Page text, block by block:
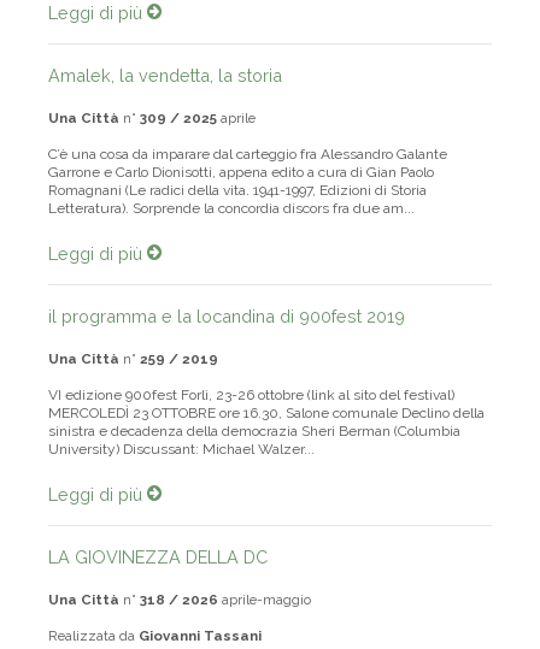
Leggi di più
Amalek, la vendetta, la storia
Una Città n° 309 / 2025 aprile
C’è una cosa da imparare dal carteggio fra Alessandro Galante
Garrone e Carlo Dionisotti, appena edito a cura di Gian Paolo
Romagnani (Le radici della vita. 1941-1997, Edizioni di Storia
Letteratura). Sorprende la concordia discors fra due am...
Leggi di più
il programma e la locandina di 900fest 2019
Una Città n° 259 / 2019
VI edizione 900fest Forlì, 23-26 ottobre (link al sito del festival)
MERCOLEDÌ 23 OTTOBRE ore 16.30, Salone comunale Declino della
sinistra e decadenza della democrazia Sheri Berman (Columbia
University) Discussant: Michael Walzer...
Leggi di più
LA GIOVINEZZA DELLA DC
Una Città n° 318 / 2026 aprile-maggio
Realizzata da Giovanni Tassani